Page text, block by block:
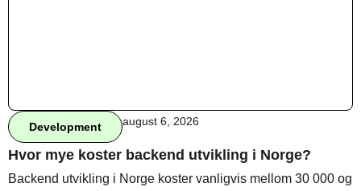
Development august 6, 2026
Hvor mye koster backend utvikling i Norge?
Backend utvikling i Norge koster vanligvis mellom 30 000 og
Behandle ditt samtykke
For å gi best mulig opplevelse bruker vi
informasjonskapsler for å lagre eller få tilgang til